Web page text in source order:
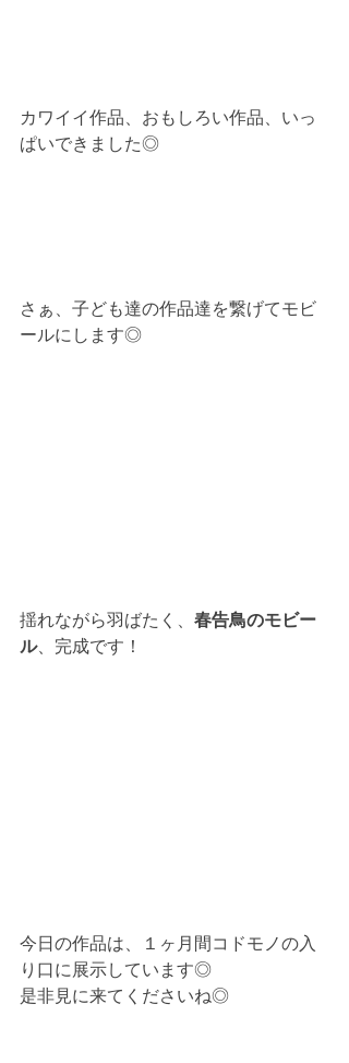
カワイイ作品、おもしろい作品、いっ
ぱいできました◎
さぁ、子ども達の作品達を繋げてモビ
ールにします◎
揺れながら羽ばたく、 春告鳥のモビー
ル、完成です！
今日の作品は、１ヶ月間コドモノの入
り口に展示しています◎
是非見に来てくださいね◎